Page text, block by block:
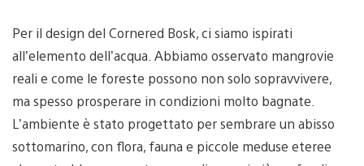
Per il design del Cornered Bosk, ci siamo ispirati
all’elemento dell’acqua. Abbiamo osservato mangrovie
reali e come le foreste possono non solo sopravvivere,
ma spesso prosperare in condizioni molto bagnate.
L’ambiente è stato progettato per sembrare un abisso
sottomarino, con flora, fauna e piccole meduse eteree